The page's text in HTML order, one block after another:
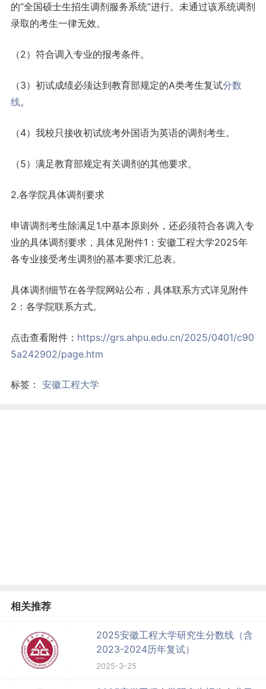
的“全国硕士生招生调剂服务系统”进行。未通过该系统调剂
录取的考生一律无效。
（2）符合调入专业的报考条件。
（3）初试成绩必须达到教育部规定的A类考生复试分数
线。
（4）我校只接收初试统考外国语为英语的调剂考生。
（5）满足教育部规定有关调剂的其他要求。
2.各学院具体调剂要求
申请调剂考生除满足1.中基本原则外，还必须符合各调入专
业的具体调剂要求，具体见附件1：安徽工程大学2025年
各专业接受考生调剂的基本要求汇总表。
具体调剂细节在各学院网站公布，具体联系方式详见附件
2：各学院联系方式。
点击查看附件： https://grs.ahpu.edu.cn/2025/0401/c90
5a242902/page.htm
标签： 安徽工程大学
相关推荐
2025安徽工程大学研究生分数线（含
2023-2024历年复试）
2025-3-25